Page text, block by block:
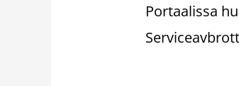
Portaalissa